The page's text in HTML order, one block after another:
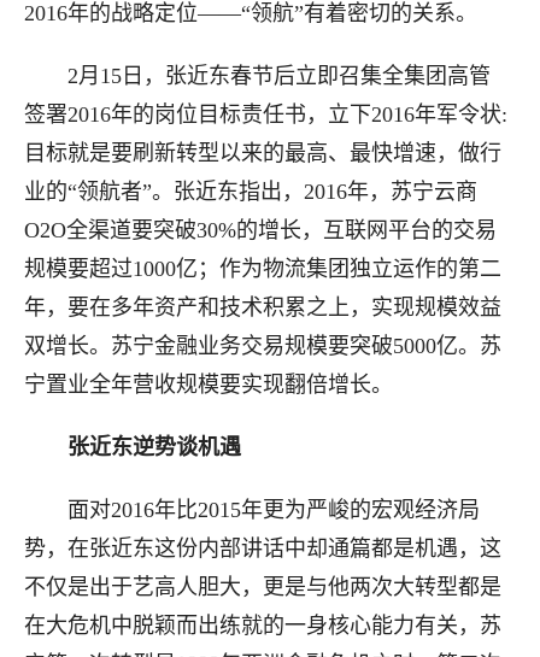
2016年的战略定位——“领航”有着密切的关系。
2月15日，张近东春节后立即召集全集团高管
签署2016年的岗位目标责任书，立下2016年军令状:
目标就是要刷新转型以来的最高、最快增速，做行
业的“领航者”。张近东指出，2016年，苏宁云商
O2O全渠道要突破30%的增长，互联网平台的交易
规模要超过1000亿；作为物流集团独立运作的第二
年，要在多年资产和技术积累之上，实现规模效益
双增长。苏宁金融业务交易规模要突破5000亿。苏
宁置业全年营收规模要实现翻倍增长。
张近东逆势谈机遇
面对2016年比2015年更为严峻的宏观经济局
势，在张近东这份内部讲话中却通篇都是机遇，这
不仅是出于艺高人胆大，更是与他两次大转型都是
在大危机中脱颖而出练就的一身核心能力有关，苏